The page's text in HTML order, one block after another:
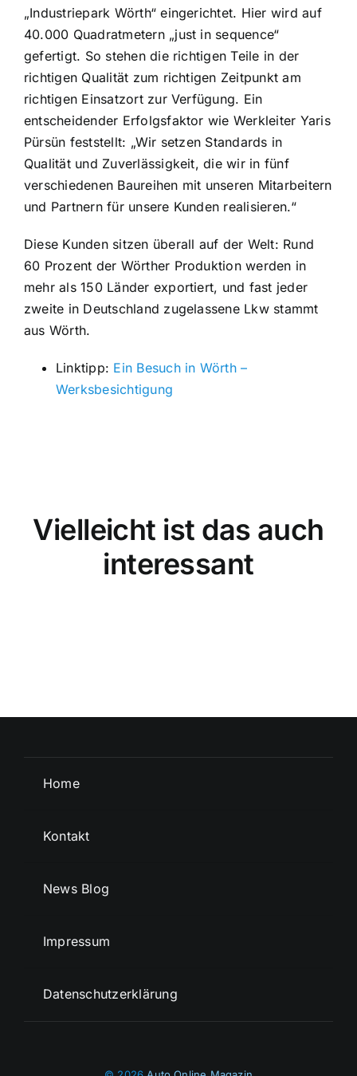
„Industriepark Wörth“ eingerichtet. Hier wird auf
40.000 Quadratmetern „just in sequence“
gefertigt. So stehen die richtigen Teile in der
richtigen Qualität zum richtigen Zeitpunkt am
richtigen Einsatzort zur Verfügung. Ein
entscheidender Erfolgsfaktor wie Werkleiter Yaris
Pürsün feststellt: „Wir setzen Standards in
Qualität und Zuverlässigkeit, die wir in fünf
verschiedenen Baureihen mit unseren Mitarbeitern
und Partnern für unsere Kunden realisieren.“
Diese Kunden sitzen überall auf der Welt: Rund
60 Prozent der Wörther Produktion werden in
mehr als 150 Länder exportiert, und fast jeder
zweite in Deutschland zugelassene Lkw stammt
aus Wörth.
Linktipp: Ein Besuch in Wörth –
Werksbesichtigung
Vielleicht ist das auch
interessant
Home
Kontakt
News Blog
Impressum
Datenschutzerklärung